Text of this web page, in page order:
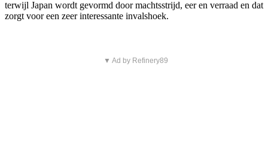
terwijl Japan wordt gevormd door machtsstrijd, eer en verraad en dat
zorgt voor een zeer interessante invalshoek.
▼ Ad by Refinery89